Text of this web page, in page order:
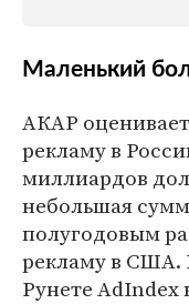
Маленький
АКАР
рекламу в
миллиардов
небольшая
полугодовым
рекламу в США.
Рунете AdIndex